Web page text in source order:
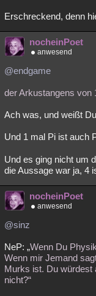
Erschreckend, denn
nocheinPoet
anwesend
@endgame
der Arkustangens von
Ach was, und weißt
Und 1 mal Pi ist auch
Und es ging nicht um
die Aussage war ja, 4
nocheinPoet
anwesend
@sinz
NeP: „Wenn Du
Wenn mir Jemand
Murks ist. Du würdest
nicht?“